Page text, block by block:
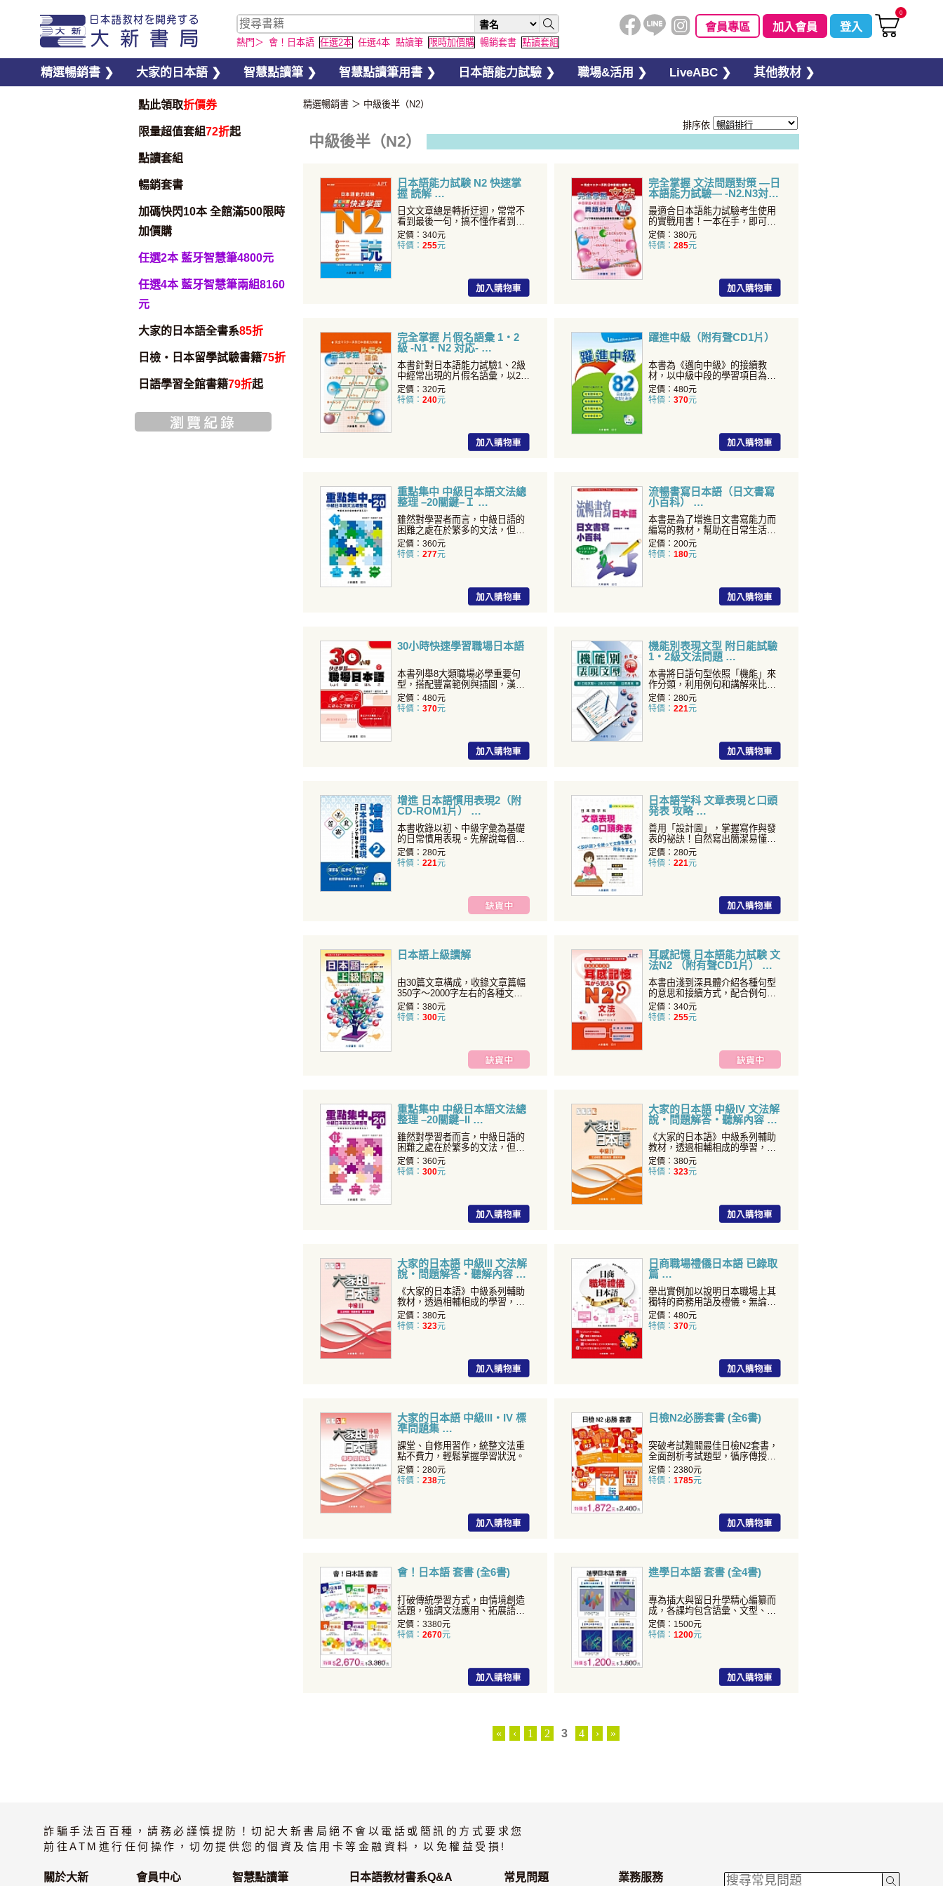
熱門＞ 會！日本語 任選2本 任選4本 點讀筆 限時加價購 暢銷套書 點讀套組
會員專區 加入會員 登入
0
精選暢銷書 ❯ 大家的日本語 ❯ 智慧點讀筆 ❯ 智慧點讀筆用書 ❯ 日本語能力試驗 ❯ 職場&活用 ❯ LiveABC ❯ 其他教材 ❯
點此領取折價券
限量超值套組72折起
點讀套組
暢銷套書
加碼快閃10本 全館滿500限時
加價購
任選2本 藍牙智慧筆4800元
任選4本 藍牙智慧筆兩組8160
元
大家的日本語全書系85折
日檢・日本留學試驗書籍75折
日語學習全館書籍79折起
精選暢銷書 ＞ 中級後半（N2）
排序依
中級後半（N2）
日本語能力試験 N2 快速掌
握 読解
日文文章總是轉折迂迴，常常不
看到最後一句，搞不懂作者到底
是「贊同」還是「反對」，
定價：340元
特價： 255元
完全掌握 文法問題對策 —日
本語能力試驗— -N2.N3対
応-
最適合日本語能力試驗考生使用
的實戰用書！一本在手，即可
「完全掌握」N2文法！
定價：380元
特價： 285元
完全掌握 片假名語彙 1・2
級 -N1・N2 対応-
本書針對日本語能力試驗1、2級
中經常出現的片假名語彙，以22
種不同領域作分類編排
定價：320元
特價： 240元
躍進中級（附有聲CD1片）
本書為《邁向中級》的接續教
材，以中級中段的學習項目為主
要內容。延續前冊的課文閱讀
定價：480元
特價： 370元
重點集中 中級日本語文法總
整理 –20關鍵–Ｉ
雖然對學習者而言，中級日語的
困難之處在於繁多的文法，但只
要掌握其中關鍵，便能像拼
定價：360元
特價： 277元
流暢書寫日本語（日文書寫
小百科）
本書是為了增進日文書寫能力而
編寫的教材，幫助在日常生活隨
筆書寫中，提升閱讀和會話
定價：200元
特價： 180元
30小時快速學習職場日本語
本書列舉8大類職場必學重要句
型，搭配豐富範例與插圖，漢字
皆注有假名，即使只學過初
定價：480元
特價： 370元
機能別表現文型 附日能試驗
1・2級文法問題
本書將日語句型依照「機能」來
作分類，利用例句和講解來比較
類似句型的意義、用法的異
定價：280元
特價： 221元
增進 日本語慣用表現2（附
CD-ROM1片）
本書收錄以初、中級字彙為基礎
的日常慣用表現。先解說每個字
彙的基本意義，再循序延伸
定價：280元
特價： 221元
日本語学科 文章表現と口頭
発表 攻略
善用「設計圖」，掌握寫作與發
表的祕訣！自然寫出簡潔易懂的
內容，輕輕鬆鬆侃侃而談！
定價：280元
特價： 221元
日本語上級讀解
由30篇文章構成，收錄文章篇幅
350字～2000字左右的各種文
章。
定價：380元
特價： 300元
耳感記憶 日本語能力試験 文
法N2 （附有聲CD1片）
本書由淺到深具體介紹各種句型
的意思和接續方式，配合例句朗
讀，眼耳並用，可有效加強
定價：340元
特價： 255元
重點集中 中級日本語文法總
整理 –20關鍵–II
雖然對學習者而言，中級日語的
困難之處在於繁多的文法，但只
要掌握其中關鍵，便能像拼
定價：360元
特價： 300元
大家的日本語 中級IV 文法解
說・問題解答・聽解內容
《大家的日本語》中級系列輔助
教材，透過相輔相成的學習，方
能達到最佳學習效果！
定價：380元
特價： 323元
大家的日本語 中級III 文法解
說・問題解答・聽解內容
《大家的日本語》中級系列輔助
教材，透過相輔相成的學習，方
能達到最佳學習效果！
定價：380元
特價： 323元
日商職場禮儀日本語 已錄取
篇
舉出實例加以說明日本職場上其
獨特的商務用語及禮儀。無論是
職場新人，或是打拚多年的
定價：480元
特價： 370元
大家的日本語 中級III・IV 標
準問題集
課堂、自修用習作，統整文法重
點不費力，輕鬆掌握學習狀況。
定價：280元
特價： 238元
日檢N2必勝套書 (全6書)
突破考試難關最佳日檢N2套書，
全面剖析考試題型，循序傳授解
題關鍵，考前磨鍊實力的
定價：2380元
特價： 1785元
會！日本語 套書 (全6書)
打破傳統學習方式，由情境創造
話題，強調文法應用、拓展語言
知識！
定價：3380元
特價： 2670元
進學日本語 套書 (全4書)
專為插大與留日升學精心編纂而
成，各課均包含語彙、文型、會
話、練習等，整合各項學習
定價：1500元
特價： 1200元
« ‹ 1 2 3 4 › »
詐騙手法百百種，請務必謹慎提防！切記大新書局絕不會以電話或簡訊的方式要求您
前往ATM進行任何操作，切勿提供您的個資及信用卡等金融資料，以免權益受損!
關於大新 會員中心 智慧點讀筆 日本語教材書系Q&A 常見問題 業務服務